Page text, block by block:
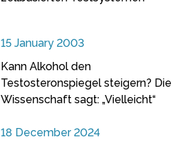
15 January 2003
Kann Alkohol den
Testosteronspiegel steigern? Die
Wissenschaft sagt: „Vielleicht“
18 December 2024